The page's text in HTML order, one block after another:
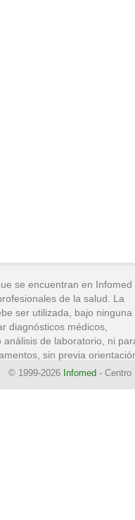
se encuentran en Infomed
de la salud. La
ser utilizada, bajo ninguna
diagnósticos médicos,
de laboratorio, ni
sin previa
© 1999-2026 Infomed - Centro